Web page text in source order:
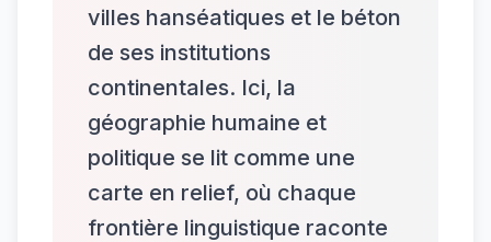
villes hanséatiques et le béton
de ses institutions
continentales. Ici, la
géographie humaine et
politique se lit comme une
carte en relief, où chaque
frontière linguistique raconte